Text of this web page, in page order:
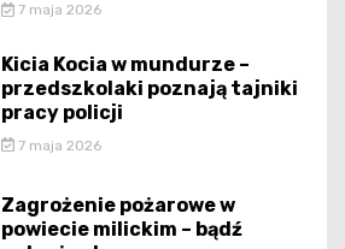
7 maja 2026
Kicia Kocia w mundurze –
przedszkolaki poznają tajniki
pracy policji
7 maja 2026
Zagrożenie pożarowe w
powiecie milickim – bądź